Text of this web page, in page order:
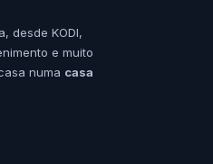
desde KODI,
e muito
numa casa